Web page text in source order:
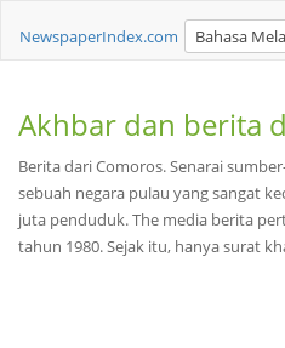
NewspaperIndex.com Bahasa
Akhbar dan berita
Berita dari Comoros. Senarai
sebuah negara pulau yang sangat
juta penduduk. The media berita
tahun 1980. Sejak itu, hanya surat